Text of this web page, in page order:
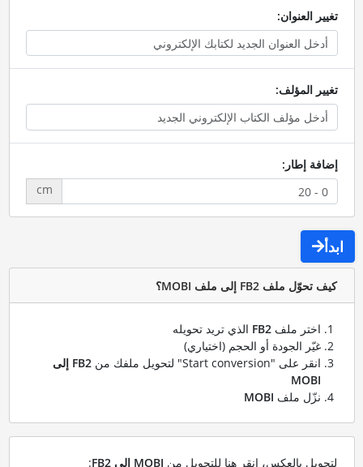
تغيير العنوان:
تغيير المؤلف:
إضافة إطار:
cm
ابدأ
كيف تحوّل ملف FB2 إلى ملف MOBI؟
اختر ملف FB2الذي تريد تحويله
غيّر الجودة أو الحجم (اختياري)
انقر على "Start conversion" لتحويل ملفك من
FB2 إلى
MOBI
نزّل ملف MOBI
لتحويل بالعكس، انقر هنا للتحويل من MOBI إلى FB2
: